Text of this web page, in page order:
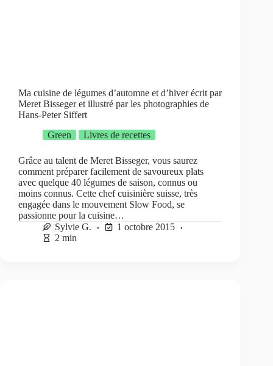
Ma cuisine de légumes d’automne et d’hiver écrit par
Meret Bisseger et illustré par les photographies de
Hans-Peter Siffert
Green
Livres de recettes
Grâce au talent de Meret Bisseger, vous saurez
comment préparer facilement de savoureux plats
avec quelque 40 légumes de saison, connus ou
moins connus. Cette chef cuisinière suisse, très
engagée dans le mouvement Slow Food, se
passionne pour la cuisine…
Sylvie G.
1 octobre 2015
2 min